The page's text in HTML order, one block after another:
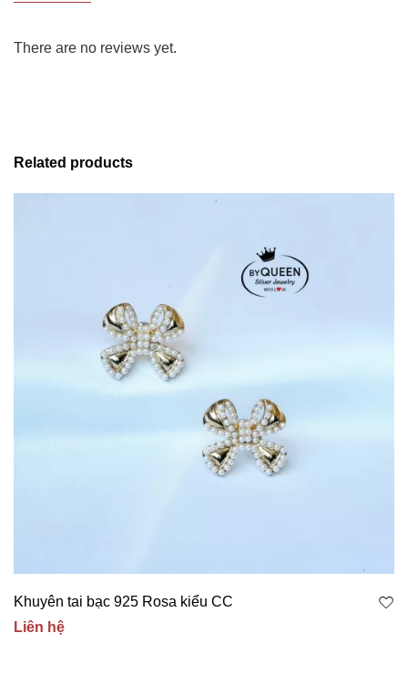
There are no reviews yet.
Related products
Khuyên tai bạc 925 Rosa kiểu CC
Liên hệ